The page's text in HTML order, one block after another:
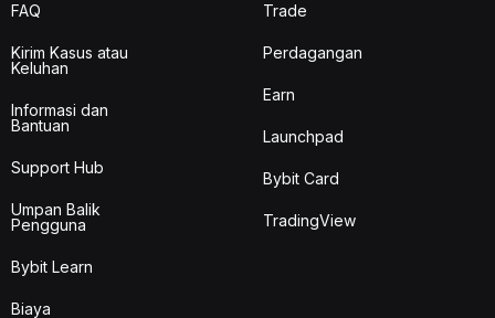
FAQ
Kirim Kasus atau
Keluhan
Informasi dan
Bantuan
Support Hub
Umpan Balik
Pengguna
Bybit Learn
Biaya
Trade
Perdagangan
Earn
Launchpad
Bybit Card
TradingView